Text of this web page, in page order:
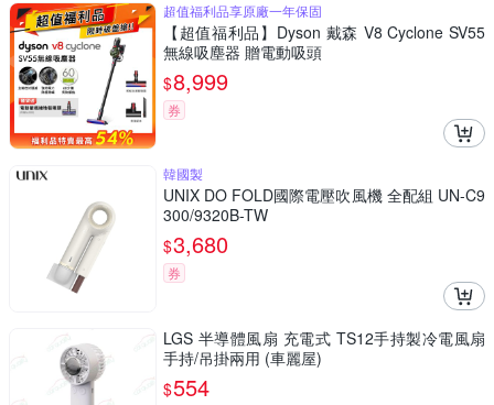
超值福利品享原廠一年保固
【超值福利品】Dyson 戴森 V8 Cyclone SV55
無線吸塵器 贈電動吸頭
$8,999
券
韓國製
UNIX DO FOLD國際電壓吹風機 全配組 UN-C9
300/9320B-TW
$3,680
券
LGS 半導體風扇 充電式 TS12手持製冷電風扇
手持/吊掛兩用 (車麗屋)
$554